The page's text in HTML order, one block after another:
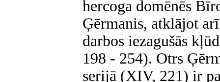
hercoga domēnēs
Ģērmanis, atklājot
darbos iezagušās
198 - 254). Otrs
serijā (XIV, 221) ir